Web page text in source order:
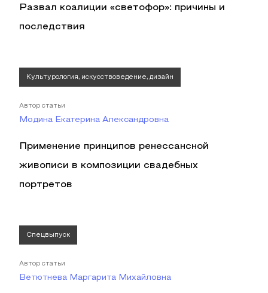
Развал коалиции «светофор»: причины и
последствия
Культурология, искусствоведение, дизайн
Автор статьи
Модина Екатерина Александровна
Применение принципов ренессансной
живописи в композиции свадебных
портретов
Спецвыпуск
Автор статьи
Ветютнева Маргарита Михайловна